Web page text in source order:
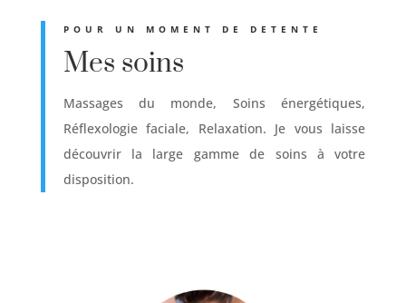
POUR UN MOMENT DE DETENTE
Mes soins
Massages du monde, Soins énergétiques,
Réflexologie faciale, Relaxation. Je vous laisse
découvrir la large gamme de soins à votre
disposition.